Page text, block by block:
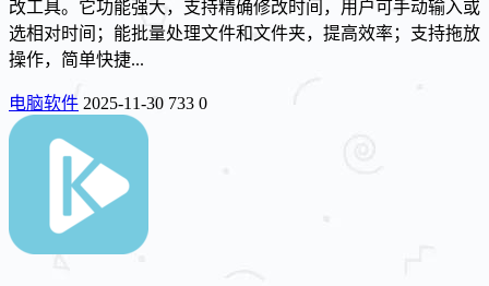
改工具。它功能强大，支持精确修改时间，用户可手动输入或
选相对时间；能批量处理文件和文件夹，提高效率；支持拖放
操作，简单快捷...
电脑软件 2025-11-30 733 0